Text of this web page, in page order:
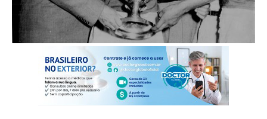
FOTO: Acervo Palmeiras